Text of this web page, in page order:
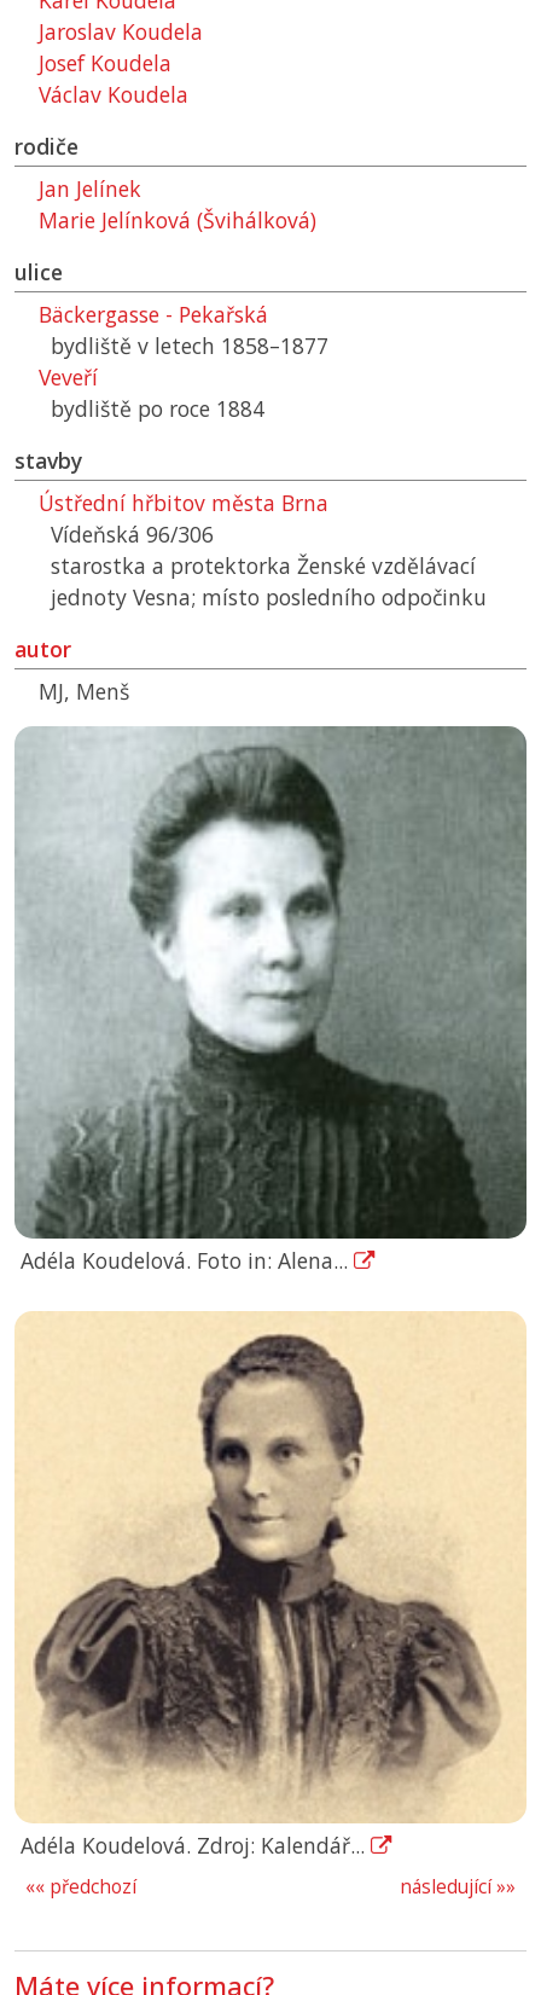
Jaroslav Koudela
Josef Koudela
Václav Koudela
rodiče
Jan Jelínek
Marie Jelínková (Švihálková)
ulice
Bäckergasse - Pekařská
bydliště v letech 1858–1877
Veveří
bydliště po roce 1884
stavby
Ústřední hřbitov města Brna
Vídeňská 96/306
starostka a protektorka Ženské vzdělávací
jednoty Vesna; místo posledního odpočinku
autor
MJ, Menš
Adéla Koudelová. Foto in: Alena...
Adéla Koudelová. Zdroj: Kalendář...
následující »»
«« předchozí
Máte více informací?